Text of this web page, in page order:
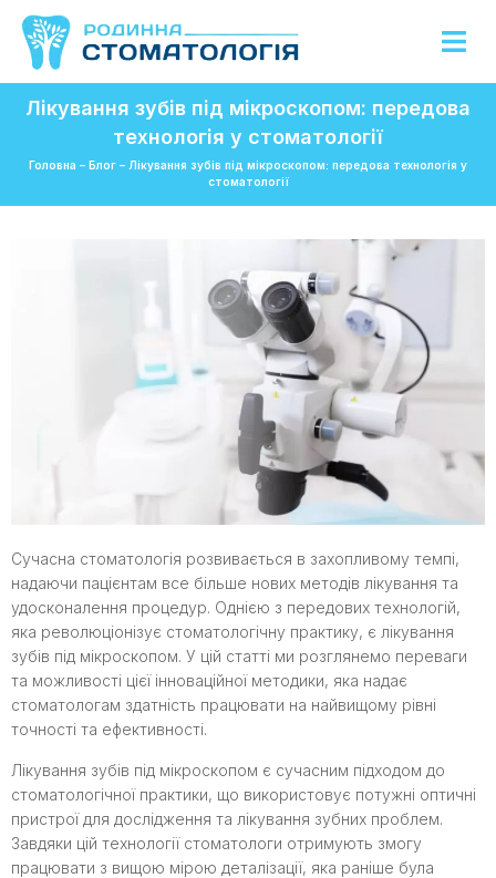
Лікування зубів під мікроскопом: передова
технологія у стоматології
Головна – Блог – Лікування зубів під мікроскопом: передова технологія у
стоматології
Сучасна стоматологія розвивається в захопливому темпі,
надаючи пацієнтам все більше нових методів лікування та
удосконалення процедур. Однією з передових технологій,
яка революціонізує стоматологічну практику, є лікування
зубів під мікроскопом. У цій статті ми розглянемо переваги
та можливості цієї інноваційної методики, яка надає
стоматологам здатність працювати на найвищому рівні
точності та ефективності.
Лікування зубів під мікроскопом є сучасним підходом до
стоматологічної практики, що використовує потужні оптичні
пристрої для дослідження та лікування зубних проблем.
Завдяки цій технології стоматологи отримують змогу
працювати з вищою мірою деталізації, яка раніше була